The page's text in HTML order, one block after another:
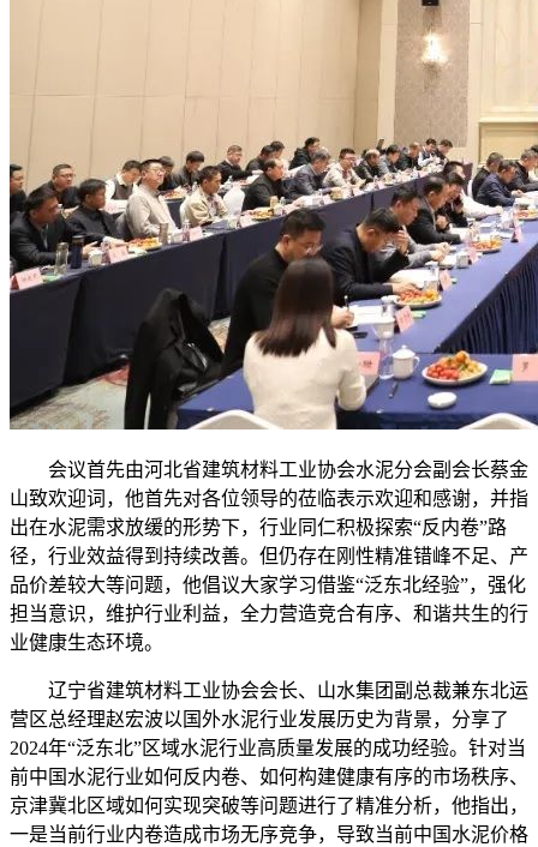
会议首先由河北省建筑材料工业协会水泥分会副会长蔡金
山致欢迎词，他首先对各位领导的莅临表示欢迎和感谢，并指
出在水泥需求放缓的形势下，行业同仁积极探索“反内卷”路
径，行业效益得到持续改善。但仍存在刚性精准错峰不足、产
品价差较大等问题，他倡议大家学习借鉴“泛东北经验”，强化
担当意识，维护行业利益，全力营造竞合有序、和谐共生的行
业健康生态环境。
辽宁省建筑材料工业协会会长、山水集团副总裁兼东北运
营区总经理赵宏波以国外水泥行业发展历史为背景，分享了
2024年“泛东北”区域水泥行业高质量发展的成功经验。针对当
前中国水泥行业如何反内卷、如何构建健康有序的市场秩序、
京津冀北区域如何实现突破等问题进行了精准分析，他指出，
一是当前行业内卷造成市场无序竞争，导致当前中国水泥价格